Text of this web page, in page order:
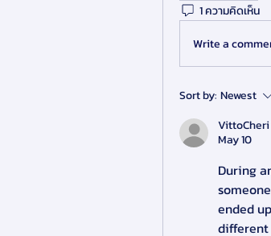
1 ความคิดเห็น
Write a
Sort by: Newest
May 10
During
ended
different